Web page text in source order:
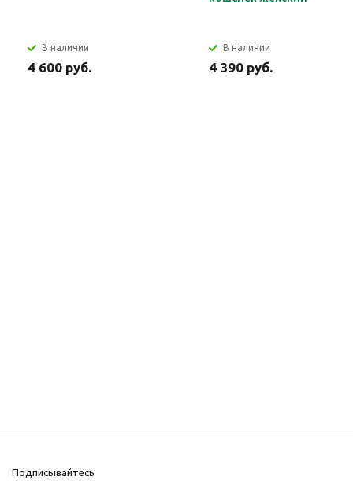
В наличии
4 600 руб.
В наличии
4 390 руб.
Подписывайтесь